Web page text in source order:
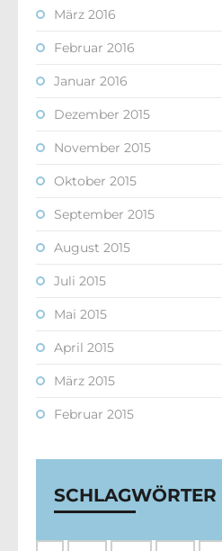
März 2016
Februar 2016
Januar 2016
Dezember 2015
November 2015
Oktober 2015
September 2015
August 2015
Juli 2015
Mai 2015
April 2015
März 2015
Februar 2015
SCHLAGWÖRTER